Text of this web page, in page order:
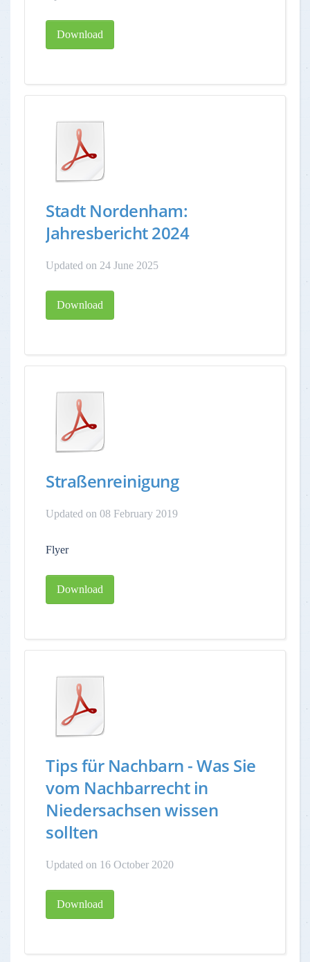
Download
Stadt Nordenham:
Jahresbericht 2024
Updated on 24 June 2025
Download
Straßenreinigung
Updated on 08 February 2019
Flyer
Download
Tips für Nachbarn - Was Sie
vom Nachbarrecht in
Niedersachsen wissen
sollten
Updated on 16 October 2020
Download